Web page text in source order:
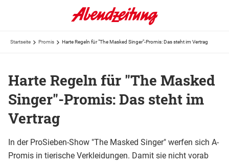
Startseite Promis Harte Regeln für "The Masked Singer"-Promis: Das steht im Vertrag
Harte Regeln für "The Masked
Singer"-Promis: Das steht im
Vertrag
In der ProSieben-Show "The Masked Singer" werfen sich A-
Promis in tierische Verkleidungen. Damit sie nicht vorab